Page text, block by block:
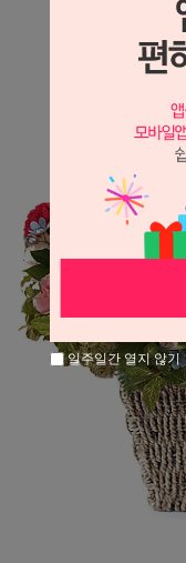
일주일간 열지 않기